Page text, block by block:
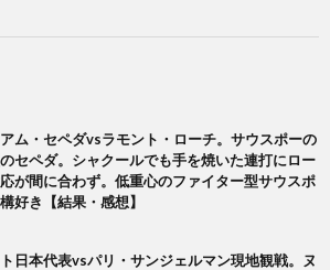
ム・セペダvsラモント・ローチ。サウスポーの
セペダ。シャクールでも手を焼いた連打にロー
が間に合わず。低重心のファイター型サウスポ
好き【結果・感想】
日本代表vsパリ・サンジェルマン現地観戦。ヌ